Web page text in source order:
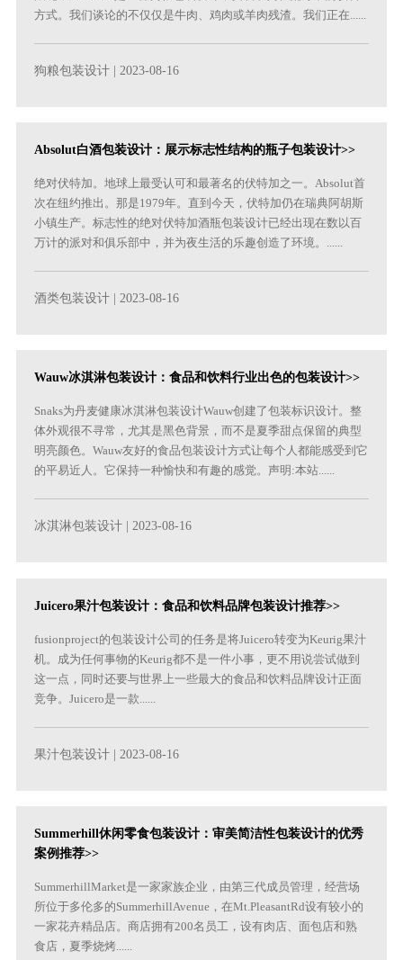
方式。我们谈论的不仅仅是牛肉、鸡肉或羊肉残渣。我们正在......
狗粮包装设计 | 2023-08-16
Absolut白酒包装设计：展示标志性结构的瓶子包装设计>>
绝对伏特加。地球上最受认可和最著名的伏特加之一。Absolut首
次在纽约推出。那是1979年。直到今天，伏特加仍在瑞典阿胡斯
小镇生产。标志性的绝对伏特加酒瓶包装设计已经出现在数以百
万计的派对和俱乐部中，并为夜生活的乐趣创造了环境。......
酒类包装设计 | 2023-08-16
Wauw冰淇淋包装设计：食品和饮料行业出色的包装设计>>
Snaks为丹麦健康冰淇淋包装设计Wauw创建了包装标识设计。整
体外观很不寻常，尤其是黑色背景，而不是夏季甜点保留的典型
明亮颜色。Wauw友好的食品包装设计方式让每个人都能感受到它
的平易近人。它保持一种愉快和有趣的感觉。声明:本站......
冰淇淋包装设计 | 2023-08-16
Juicero果汁包装设计：食品和饮料品牌包装设计推荐>>
fusionproject的包装设计公司的任务是将Juicero转变为Keurig果汁
机。成为任何事物的Keurig都不是一件小事，更不用说尝试做到
这一点，同时还要与世界上一些最大的食品和饮料品牌设计正面
竞争。Juicero是一款......
果汁包装设计 | 2023-08-16
Summerhill休闲零食包装设计：审美简洁性包装设计的优秀
案例推荐>>
SummerhillMarket是一家家族企业，由第三代成员管理，经营场
所位于多伦多的SummerhillAvenue，在Mt.PleasantRd设有较小的
一家花卉精品店。商店拥有200名员工，设有肉店、面包店和熟
食店，夏季烧烤......